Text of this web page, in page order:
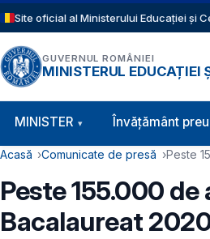
Sari la conținutul principal
Site oficial al Ministerului Educației și
GUVERNUL ROMÂNIEI
MINISTERUL EDUCAȚIEI
Navigație principală
MINISTER Învăţământ
Cale de navigare
Acasă Comunicate de presă Peste
Peste 155.000
Bacalaureat